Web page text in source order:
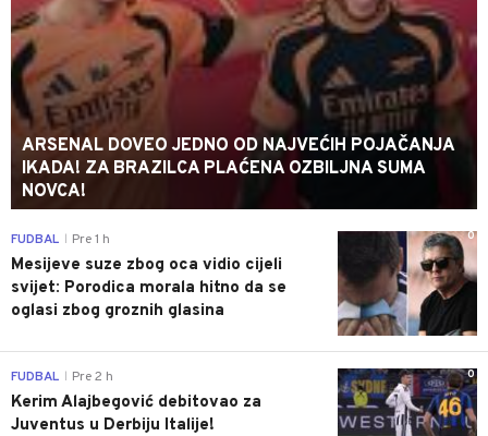
ARSENAL DOVEO JEDNO OD NAJVEĆIH POJAČANJA
IKADA! ZA BRAZILCA PLAĆENA OZBILJNA SUMA
NOVCA!
0
FUDBAL Pre 1 h
Mesijeve suze zbog oca vidio cijeli
svijet: Porodica morala hitno da se
oglasi zbog groznih glasina
0
FUDBAL Pre 2 h
Kerim Alajbegović debitovao za
Juventus u Derbiju Italije!